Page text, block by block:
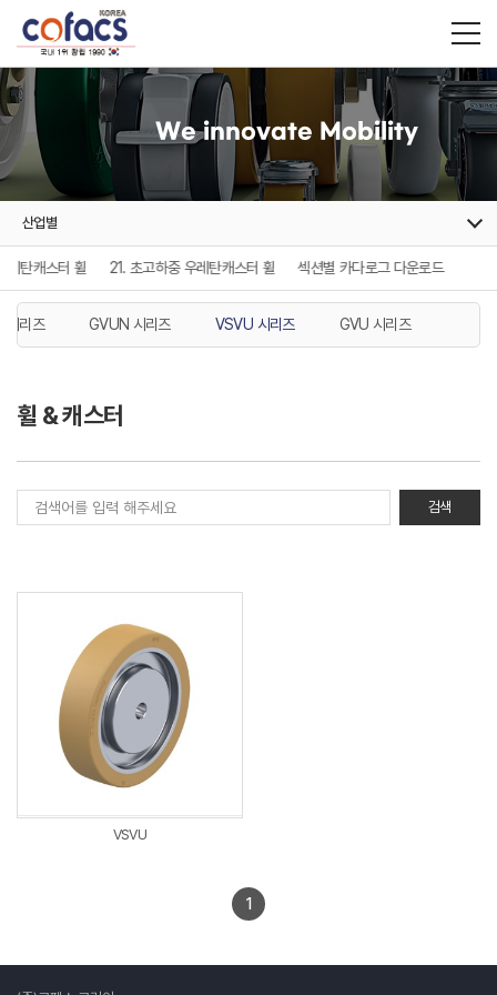
We innovate Mobility
산업별
레탄캐스터 휠 21. 초고하중 우레탄캐스터 휠 섹션별 카다로그 다운로드
시리즈 GVUN 시리즈 VSVU 시리즈 GVU 시리즈
휠 & 캐스터
VSVU
1